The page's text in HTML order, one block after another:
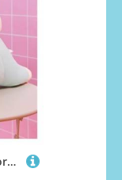
KUKUShining Reizende Einhorn Plüsch, Weich mit Regenbogenflügeln Mädchen Super für Zimmerdekoration(Green,30cm/11.8in)